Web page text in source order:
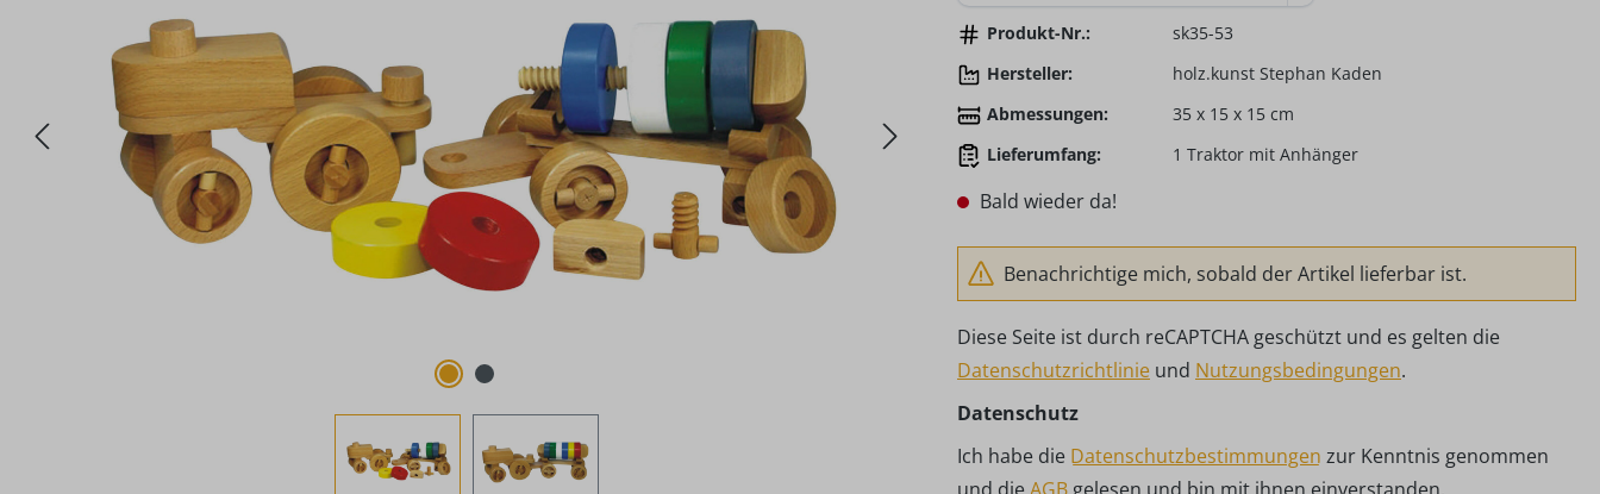
Produkt-Nr.:
sk35-53
Hersteller:
holz.kunst Stephan Kaden
Abmessungen:
35 x 15 x 15 cm
Lieferumfang:
1 Traktor mit Anhänger
Bald wieder da!
Benachrichtige mich, sobald der Artikel lieferbar ist.
Diese Seite ist durch reCAPTCHA geschützt und es gelten die
Datenschutzrichtlinie und Nutzungsbedingungen.
Datenschutz
Ich habe die Datenschutzbestimmungen zur Kenntnis genommen